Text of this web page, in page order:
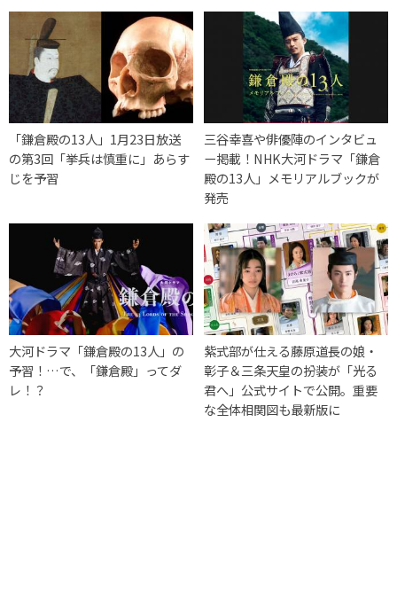
「鎌倉殿の13人」1月23日放送
の第3回「挙兵は慎重に」あらす
じを予習
三谷幸喜や俳優陣のインタビュ
ー掲載！NHK大河ドラマ「鎌倉
殿の13人」メモリアルブックが
発売
大河ドラマ「鎌倉殿の13人」の
予習！…で、「鎌倉殿」ってダ
レ！？
紫式部が仕える藤原道長の娘・
彰子＆三条天皇の扮装が「光る
君へ」公式サイトで公開。重要
な全体相関図も最新版に